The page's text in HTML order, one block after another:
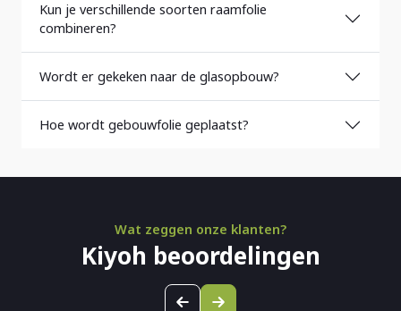
Kun je verschillende soorten raamfolie
combineren?
Wordt er gekeken naar de glasopbouw?
Hoe wordt gebouwfolie geplaatst?
Wat zeggen onze klanten?
Kiyoh beoordelingen